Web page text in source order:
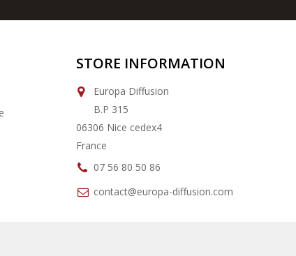
STORE INFORMATION
Europa Diffusion
B.P 315
06306 Nice cedex4
France
07 56 80 50 86
contact@europa-diffusion.com